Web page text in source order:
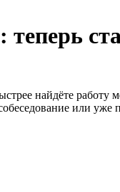
найдёте
или уже